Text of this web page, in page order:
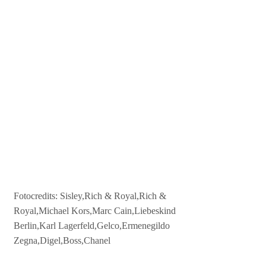
Fotocredits: Sisley,Rich & Royal,Rich &
Royal,Michael Kors,Marc Cain,Liebeskind
Berlin,Karl Lagerfeld,Gelco,Ermenegildo
Zegna,Digel,Boss,Chanel